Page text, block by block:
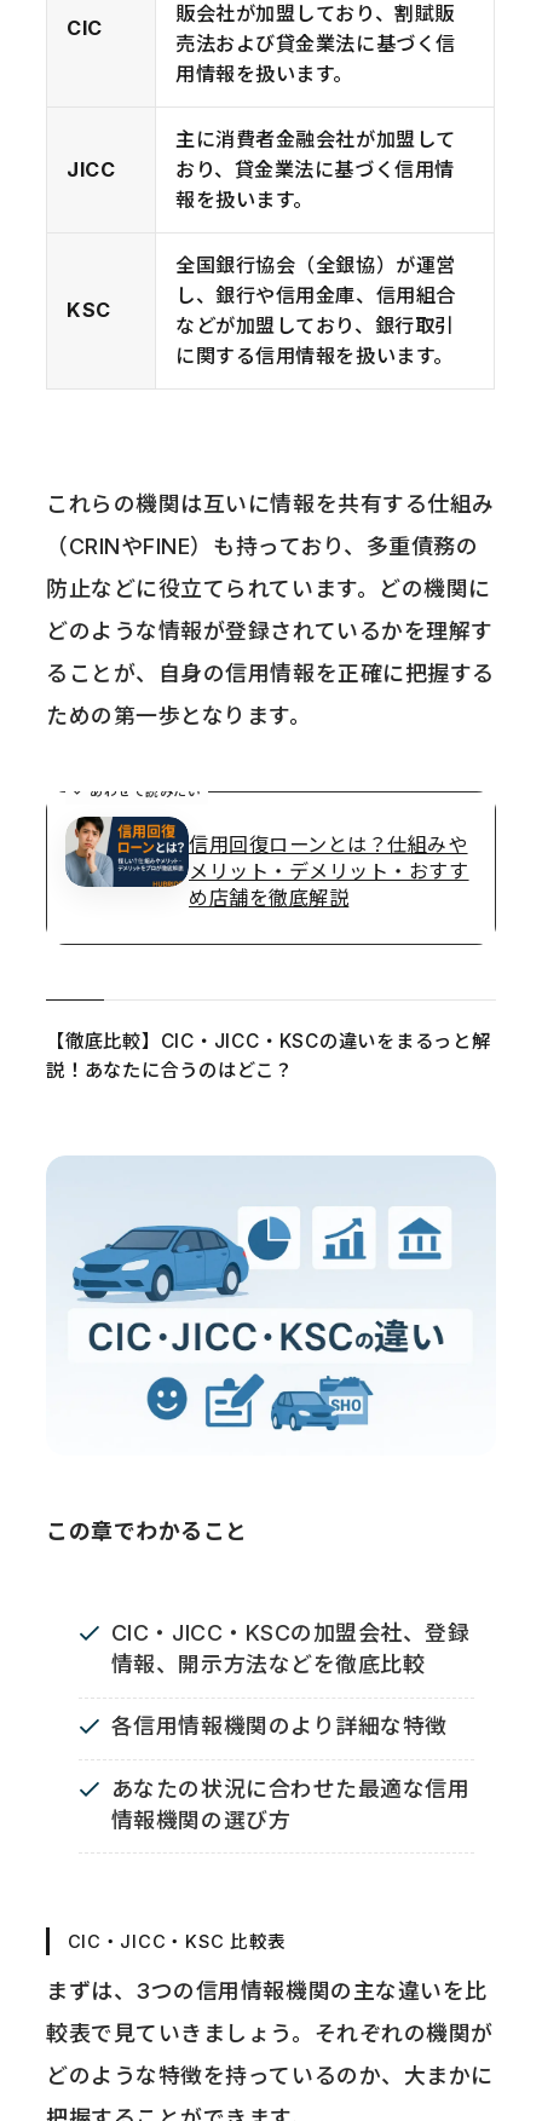
CIC
販会社が加盟しており、割賦販
売法および貸金業法に基づく信
用情報を扱います。
JICC
主に消費者金融会社が加盟して
おり、貸金業法に基づく信用情
報を扱います。
KSC
全国銀行協会（全銀協）が運営
し、銀行や信用金庫、信用組合
などが加盟しており、銀行取引
に関する信用情報を扱います。
これらの機関は互いに情報を共有する仕組み
（CRINやFINE）も持っており、多重債務の
防止などに役立てられています。どの機関に
どのような情報が登録されているかを理解す
ることが、自身の信用情報を正確に把握する
ための第一歩となります。
あわせて読みたい
信用回復ローンとは？仕組みや
メリット・デメリット・おすす
め店舗を徹底解説
【徹底比較】CIC・JICC・KSCの違いをまるっと解
説！あなたに合うのはどこ？
この章でわかること
CIC・JICC・KSCの加盟会社、登録
情報、開示方法などを徹底比較
各信用情報機関のより詳細な特徴
あなたの状況に合わせた最適な信用
情報機関の選び方
CIC・JICC・KSC 比較表
まずは、3つの信用情報機関の主な違いを比
較表で見ていきましょう。それぞれの機関が
どのような特徴を持っているのか、大まかに